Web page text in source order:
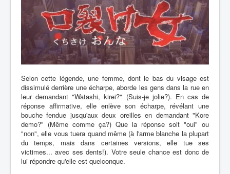
Selon cette légende, une femme, dont le bas du visage est
dissimulé derrière une écharpe, aborde les gens dans la rue en
leur demandant "Watashi, kirei?" (Suis-je jolie?). En cas de
réponse affirmative, elle enlève son écharpe, révélant une
bouche fendue jusqu'aux deux oreilles en demandant "Kore
demo?" (Même comme ça?) Que la réponse soit "oui" ou
"non", elle vous tuera quand même (à l'arme blanche la plupart
du temps, mais dans certaines versions, elle tue ses
victimes... avec ses dents!). Votre seule chance est donc de
lui répondre qu'elle est quelconque.